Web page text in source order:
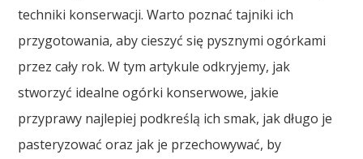
techniki konserwacji. Warto poznać tajniki ich
przygotowania, aby cieszyć się pysznymi ogórkami
przez cały rok. W tym artykule odkryjemy, jak
stworzyć idealne ogórki konserwowe, jakie
przyprawy najlepiej podkreślą ich smak, jak długo je
pasteryzować oraz jak je przechowywać, by